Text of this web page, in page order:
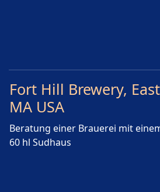
Fort Hill Brewery,
MA USA
Beratung einer Brauerei mit
60 hl Sudhaus